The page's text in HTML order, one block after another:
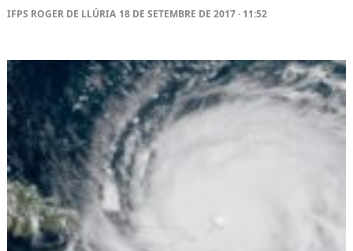
IFPS ROGER DE LLÚRIA 18 DE SETEMBRE DE 2017 · 11:52